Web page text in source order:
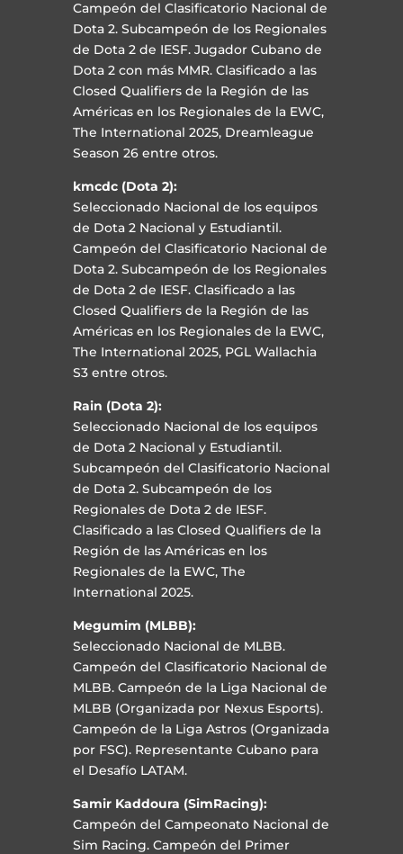
Campeón del Clasificatorio Nacional de
Dota 2. Subcampeón de los Regionales
de Dota 2 de IESF. Jugador Cubano de
Dota 2 con más MMR. Clasificado a las
Closed Qualifiers de la Región de las
Américas en los Regionales de la EWC,
The International 2025, Dreamleague
Season 26 entre otros.
kmcdc (Dota 2):
Seleccionado Nacional de los equipos
de Dota 2 Nacional y Estudiantil.
Campeón del Clasificatorio Nacional de
Dota 2. Subcampeón de los Regionales
de Dota 2 de IESF. Clasificado a las
Closed Qualifiers de la Región de las
Américas en los Regionales de la EWC,
The International 2025, PGL Wallachia
S3 entre otros.
Rain (Dota 2):
Seleccionado Nacional de los equipos
de Dota 2 Nacional y Estudiantil.
Subcampeón del Clasificatorio Nacional
de Dota 2. Subcampeón de los
Regionales de Dota 2 de IESF.
Clasificado a las Closed Qualifiers de la
Región de las Américas en los
Regionales de la EWC, The
International 2025.
Megumim (MLBB):
Seleccionado Nacional de MLBB.
Campeón del Clasificatorio Nacional de
MLBB. Campeón de la Liga Nacional de
MLBB (Organizada por Nexus Esports).
Campeón de la Liga Astros (Organizada
por FSC). Representante Cubano para
el Desafío LATAM.
Samir Kaddoura (SimRacing):
Campeón del Campeonato Nacional de
Sim Racing. Campeón del Primer